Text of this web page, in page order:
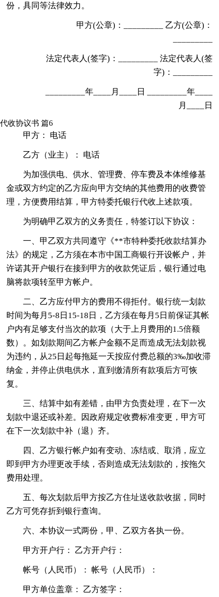
份，具同等法律效力。
甲方(公章)：_________ 乙方(公章)：
法定代表人(签字)：_________ 法定代表人(签
字)：_________
_________年____月____日 _________年____
月____日
代收协议书 篇6
甲方： 电话
乙方（业主）： 电话
为加强供电、供水、管理费、停车费及本体维修基
金或双方约定的乙方应向甲方交纳的其他费用的收费管
理，方便费用结算，甲方特委托银行代收上述款项。
为明确甲乙双方的义务责任，特签订以下协议：
一、甲乙双方共同遵守《**市特种委托收款结算办
法》的规定，乙方须在本市中国工商银行开设帐户，并
许诺其开户银行在接到甲方的收款凭证后，银行通过电
脑将款项转至甲方帐户。
二、乙方应付甲方的费用不得拒付。银行统一划款
时间为每月5-8日15-18日，乙方须在每月5日前保证其帐
户内有足够支付当次的款项（大于上月费用的1.5倍额
数）。如划款期间乙方帐户金额不足而造成无法划款视
为违约，从25日起每拖延一天按应付费总额的3‰加收滞
纳金，并停止供电供水，直到缴清所有款项后方可恢
复。
三、结算中如有差错，由甲方负责处理，在下一次
划款中退还或补差。因政府规定收费标准变更，甲方可
在下一次划款中补（退）齐。
四、乙方银行帐户如有变动、冻结或、取消，应立
即到甲方办理更改手续，否则造成无法划款的，按拖欠
费用处理。
五、每次划款后甲方按乙方住址送收款收据，同时
乙方可凭存折到银行查询。
六、本协议一式两份，甲、乙双方各执一份。
甲方开户行： 乙方开户行：
帐号（人民币）： 帐号（人民币）：
甲方单位盖章： 乙方签字：